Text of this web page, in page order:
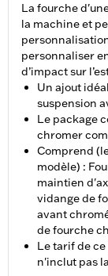
La fourche
la machine et
personnaliser
d’impact sur
Un ajout
suspension
Le package
chromer
Comprend
modèle) :
maintien
vidange de
avant
de fourche
Le tarif de
n'inclut pas